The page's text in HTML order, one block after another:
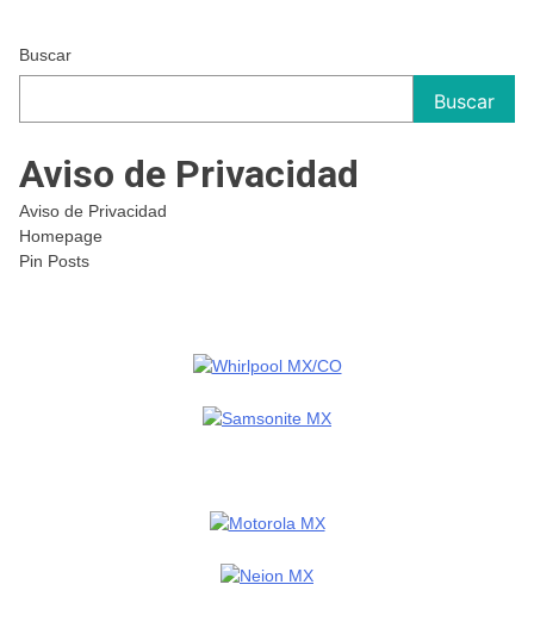
Buscar
Buscar
Aviso de Privacidad
Aviso de Privacidad
Homepage
Pin Posts